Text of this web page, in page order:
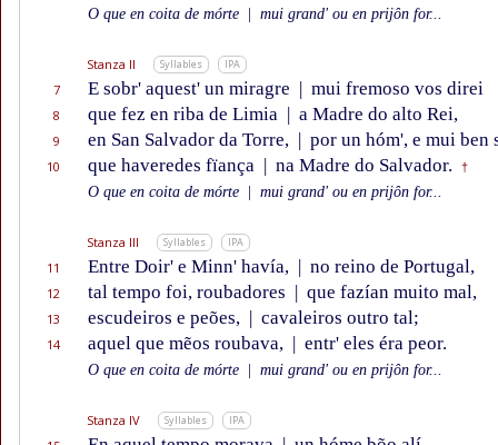
O que en coita de mórte mui grand' ou en prijôn for...
Stanza II Syllables IPA
7 E sobr' aquest' un miragre | mui fremoso vos direi
8 que fez en riba de Limia | a Madre do alto Rei,
9 en San Salvador da Torre, | por un hóm', e mui ben
10 que haveredes fïança | na Madre do Salvador. †
O que en coita de mórte mui grand' ou en prijôn for...
Stanza III Syllables IPA
11 Entre Doir' e Minn' havía, | no reino de Portugal,
12 tal tempo foi, roubadores | que fazían muito mal,
13 escudeiros e peões, | cavaleiros outro tal;
14 aquel que mẽos roubava, | entr' eles éra peor.
O que en coita de mórte mui grand' ou en prijôn for...
Stanza IV Syllables IPA